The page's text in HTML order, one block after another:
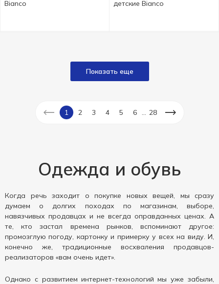
Bianco детские Bianco
Показать еще
1 2 3 4 5 6 28
Одежда и обувь
Когда речь заходит о покупке новых вещей, мы сразу
думаем о долгих походах по магазинам, выборе,
навязчивых продавцах и не всегда оправданных ценах. А
те, кто застал времена рынков, вспоминают другое:
промозглую погоду, картонку и примерку у всех на виду. И,
конечно же, традиционные восхваления продавцов-
реализаторов «вам очень идет».
Однако с развитием интернет-технологий мы уже забыли,